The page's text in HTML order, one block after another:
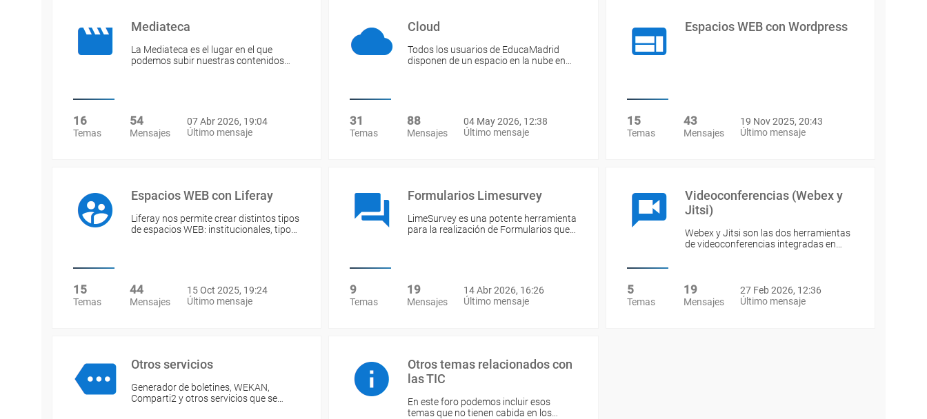
Mediateca
La Mediateca es el lugar en el que
podemos subir nuestras contenidos…
16
Temas
54
Mensajes
07 Abr 2026, 19:04
Último mensaje
Cloud
Todos los usuarios de EducaMadrid
disponen de un espacio en la nube en…
31
Temas
88
Mensajes
04 May 2026, 12:38
Último mensaje
Espacios WEB con Wordpress
15
Temas
43
Mensajes
19 Nov 2025, 20:43
Último mensaje
Espacios WEB con Liferay
Liferay nos permite crear distintos tipos
de espacios WEB: institucionales, tipo…
15
Temas
44
Mensajes
15 Oct 2025, 19:24
Último mensaje
Formularios Limesurvey
LimeSurvey es una potente herramienta
para la realización de Formularios que…
9
Temas
19
Mensajes
14 Abr 2026, 16:26
Último mensaje
Videoconferencias (Webex y
Jitsi)
Webex y Jitsi son las dos herramientas
de videoconferencias integradas en…
5
Temas
19
Mensajes
27 Feb 2026, 12:36
Último mensaje
Otros servicios
Generador de boletines, WEKAN,
Comparti2 y otros servicios que se…
Otros temas relacionados con
las TIC
En este foro podemos incluir esos
temas que no tienen cabida en los…